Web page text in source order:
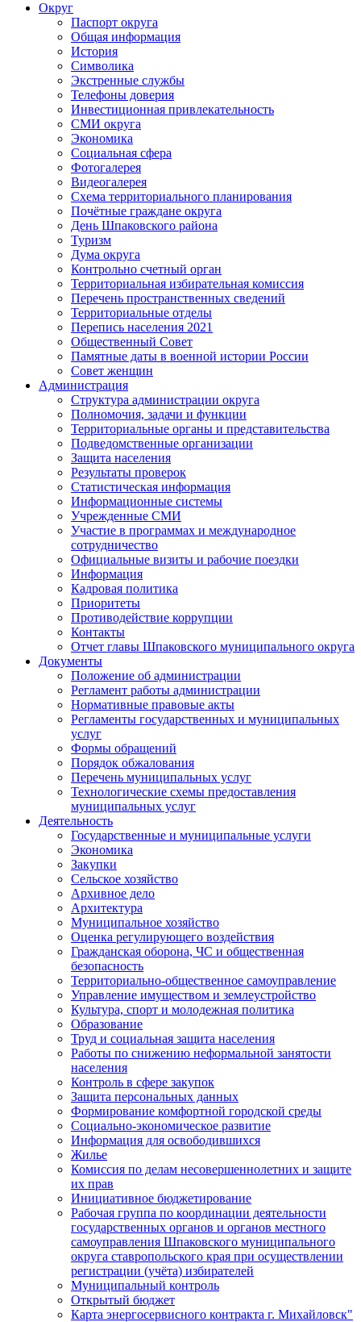
Округ
Паспорт округа
Общая информация
История
Символика
Экстренные службы
Телефоны доверия
Инвестиционная привлекательность
СМИ округа
Экономика
Социальная сфера
Фотогалерея
Видеогалерея
Схема территориального планирования
Почётные граждане округа
День Шпаковского района
Туризм
Дума округа
Контрольно счетный орган
Территориальная избирательная комиссия
Перечень пространственных сведений
Территориальные отделы
Перепись населения 2021
Общественный Совет
Памятные даты в военной истории России
Совет женщин
Администрация
Структура администрации округа
Полномочия, задачи и функции
Территориальные органы и представительства
Подведомственные организации
Защита населения
Результаты проверок
Статистическая информация
Информационные системы
Учрежденные СМИ
Участие в программах и международное
сотрудничество
Официальные визиты и рабочие поездки
Информация
Кадровая политика
Приоритеты
Противодействие коррупции
Контакты
Отчет главы Шпаковского муниципального округа
Документы
Положение об администрации
Регламент работы администрации
Нормативные правовые акты
Регламенты государственных и муниципальных
услуг
Формы обращений
Порядок обжалования
Перечень муниципальных услуг
Технологические схемы предоставления
муниципальных услуг
Деятельность
Государственные и муниципальные услуги
Экономика
Закупки
Сельское хозяйство
Архивное дело
Архитектура
Муниципальное хозяйство
Оценка регулирующего воздействия
Гражданская оборона, ЧС и общественная
безопасность
Территориально-общественное самоуправление
Управление имуществом и землеустройство
Культура, спорт и молодежная политика
Образование
Труд и социальная защита населения
Работы по снижению неформальной занятости
населения
Контроль в сфере закупок
Защита персональных данных
Формирование комфортной городской среды
Социально-экономическое развитие
Информация для освободившихся
Жилье
Комиссия по делам несовершеннолетних и защите
их прав
Инициативное бюджетирование
Рабочая группа по координации деятельности
государственных органов и органов местного
самоуправления Шпаковского муниципального
округа ставропольского края при осуществлении
регистрации (учёта) избирателей
Муниципальный контроль
Открытый бюджет
Карта энергосервисного контракта г. Михайловск"